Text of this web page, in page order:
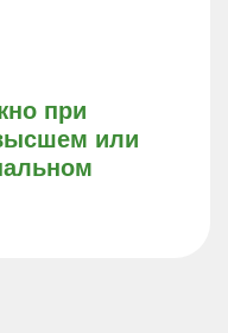
при
или